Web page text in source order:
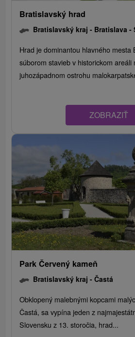
Bratislavský hrad
Bratislavský kraj - Bratislava -
Hrad je dominantou hlavného mesta
súborom stavieb v historickom areáli
juhozápadnom ostrohu
ZOBRAZIŤ
Park Červený kameň
Bratislavský kraj -Častá
Obklopený malebnými kopcami
Častá, sa vypína jeden z
Slovensku z 13. storočia, hrad...